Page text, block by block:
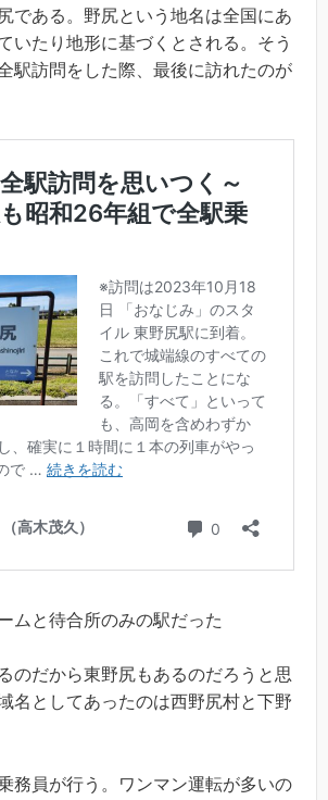
である。野尻という地名は全国にあ
いたり地形に基づくとされる。そう
駅訪問をした際、最後に訪れたのが
ムと待合所のみの駅だった
のだから東野尻もあるのだろうと思
名としてあったのは西野尻村と下野
務員が行う。ワンマン運転が多いの